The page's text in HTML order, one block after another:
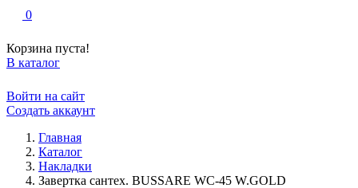
0
Корзина пуста!
В каталог
Войти на сайт
Создать аккаунт
Главная
Каталог
Накладки
Завертка сантех. BUSSARE WC-45 W.GOLD